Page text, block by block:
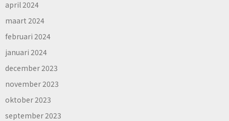
april 2024
maart 2024
februari 2024
januari 2024
december 2023
november 2023
oktober 2023
september 2023